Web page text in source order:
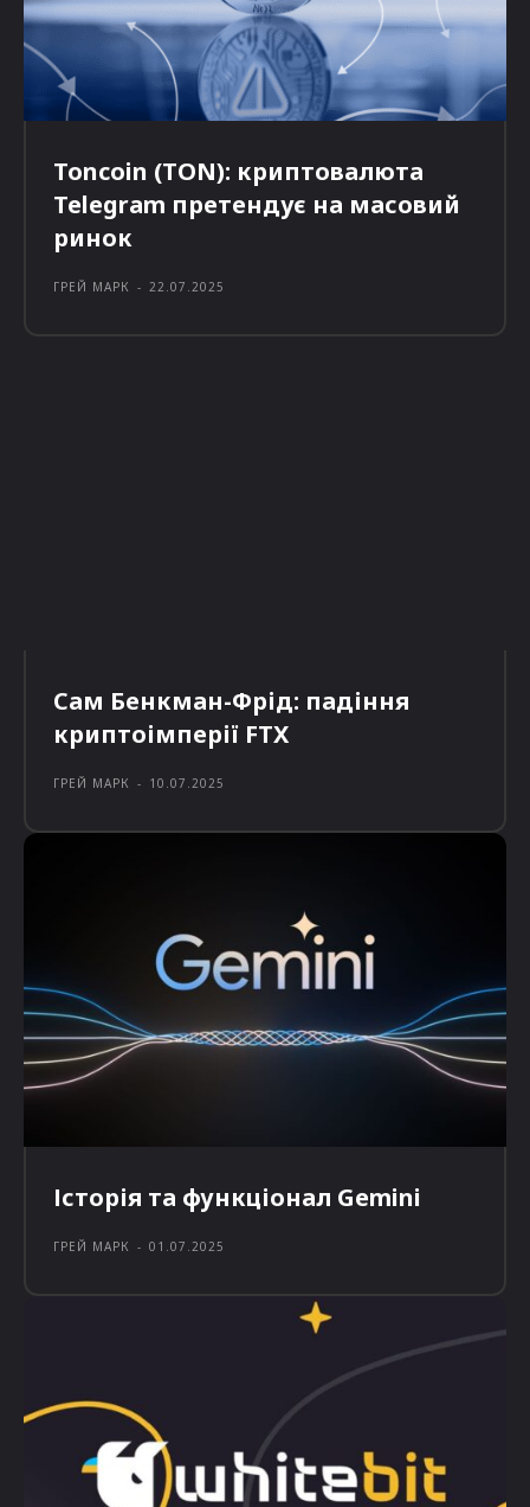
Toncoin (TON): криптовалюта
Telegram претендує на масовий
ринок
ГРЕЙ МАРК - 22.07.2025
Сам Бенкман-Фрід: падіння
криптоімперії FTX
ГРЕЙ МАРК - 10.07.2025
Історія та функціонал Gemini
ГРЕЙ МАРК - 01.07.2025